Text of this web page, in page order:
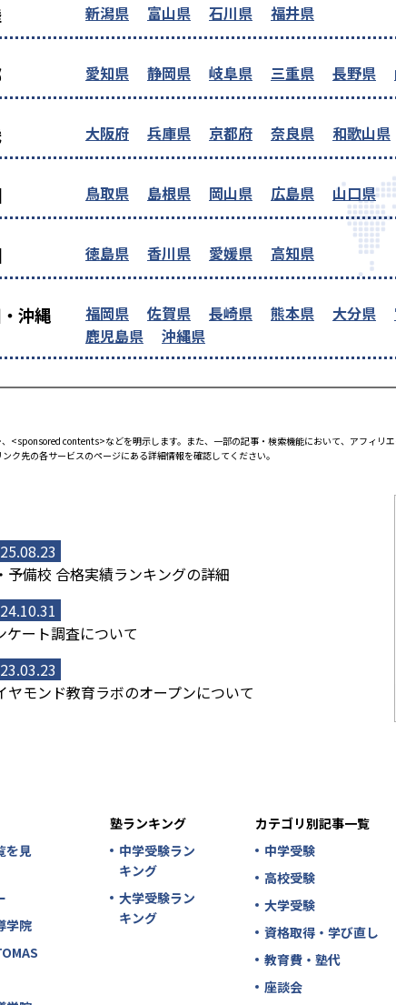
新潟県 富山県 石川県 福井県
愛知県 静岡県 岐阜県 三重県 長野県
大阪府 兵庫県 京都府 奈良県 和歌山県
鳥取県 島根県 岡山県 広島県 山口県
徳島県 香川県 愛媛県 高知県
沖縄 福岡県 佐賀県 長崎県 熊本県 大分県
鹿児島県
沖縄県
<sponsored contents>などを明示します。また、一部の記事・検索機能において、アフィリ
ク先の各サービスのページにある詳細情報を確認してください。
予備校 合格実績ランキングの詳細
ケート調査について
ヤモンド教育ラボのオープンについて
を見
学院
塾ランキング
中学受験ラン
キング
大学受験ラン
キング
カテゴリ別記事一覧
中学受験
高校受験
大学受験
資格取得・学び直し
教育費・塾代
座談会